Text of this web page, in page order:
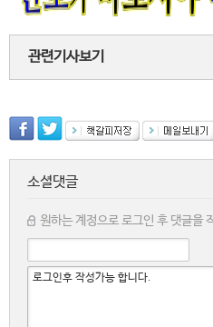
관련기사보기
소셜댓글
원하는 계정으로 로그인 후 댓글을